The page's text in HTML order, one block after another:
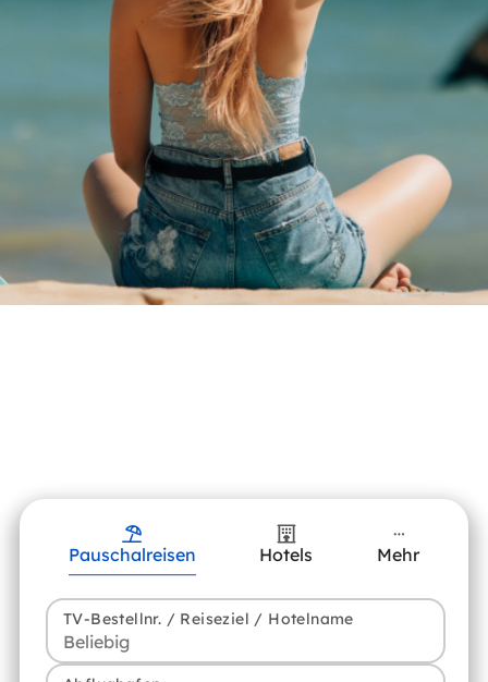
Pauschalreisen Hotels Mehr
TV-Bestellnr. / Reiseziel / Hotelname